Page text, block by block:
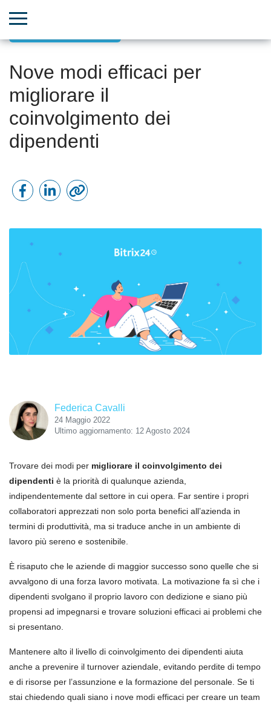
Nove modi efficaci per
migliorare il
coinvolgimento dei
dipendenti
Federica Cavalli
24 Maggio 2022
Ultimo aggiornamento: 12 Agosto 2024
Trovare dei modi per migliorare il coinvolgimento dei
dipendenti è la priorità di qualunque azienda,
indipendentemente dal settore in cui opera. Far sentire i propri
collaboratori apprezzati non solo porta benefici all’azienda in
termini di produttività, ma si traduce anche in un ambiente di
lavoro più sereno e sostenibile.
È risaputo che le aziende di maggior successo sono quelle che si
avvalgono di una forza lavoro motivata. La motivazione fa sì che i
dipendenti svolgano il proprio lavoro con dedizione e siano più
propensi ad impegnarsi e trovare soluzioni efficaci ai problemi che
si presentano.
Mantenere alto il livello di coinvolgimento dei dipendenti aiuta
anche a prevenire il turnover aziendale, evitando perdite di tempo
e di risorse per l’assunzione e la formazione del personale. Se ti
stai chiedendo quali siano i nove modi efficaci per creare un team